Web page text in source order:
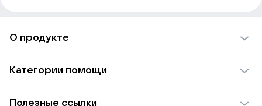
О продукте
Использование материалов
Категории помощи
Полезные ссылки